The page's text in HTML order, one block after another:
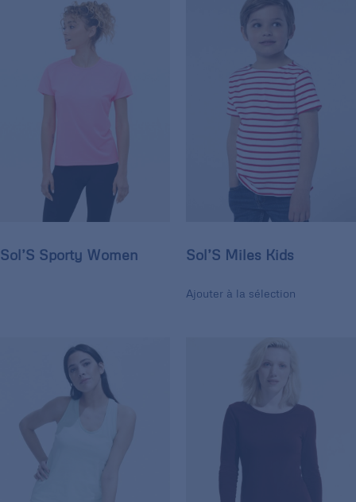
Sol’S Sporty Women Sol’S Miles Kids
Ajouter à la sélection